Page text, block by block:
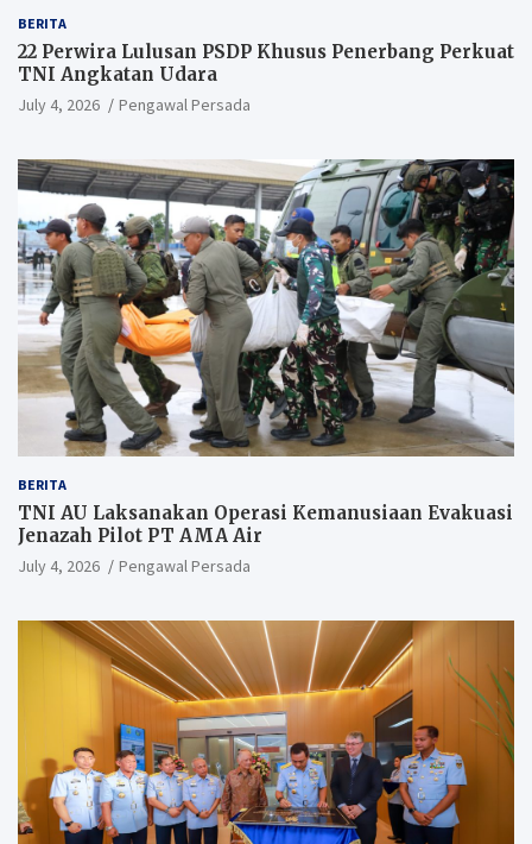
BERITA
22 Perwira Lulusan PSDP Khusus Penerbang Perkuat
TNI Angkatan Udara
July 4, 2026 Pengawal Persada
BERITA
TNI AU Laksanakan Operasi Kemanusiaan Evakuasi
Jenazah Pilot PT AMA Air
July 4, 2026 Pengawal Persada